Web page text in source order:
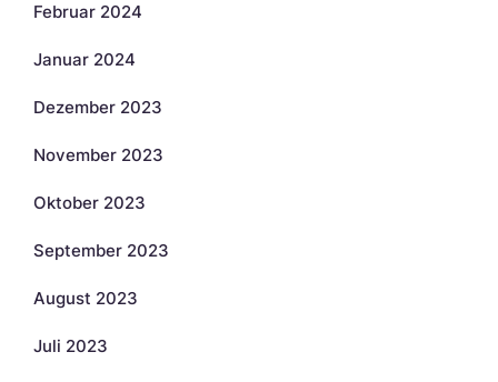
Februar 2024
Januar 2024
Dezember 2023
November 2023
Oktober 2023
September 2023
August 2023
Juli 2023